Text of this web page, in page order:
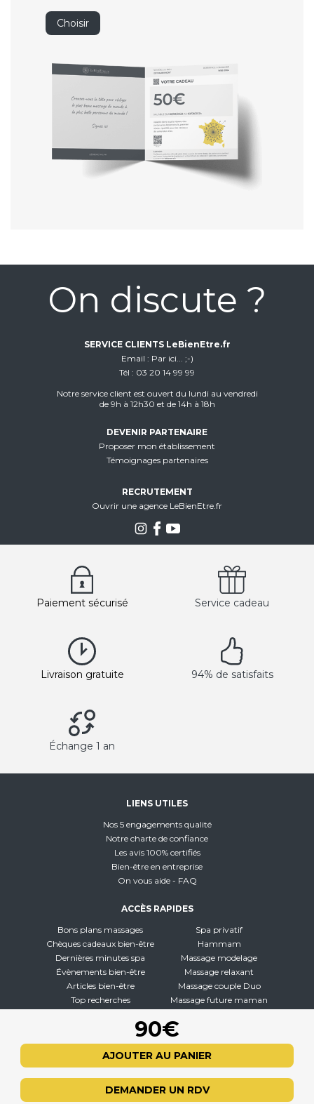
90€
AJOUTER AU PANIER
DEMANDER UN RDV
Choisir
On discute ?
SERVICE CLIENTS LeBienEtre.fr
Email
Par ici... ;-)
Tél
03 20 14 99 99
Notre service client est ouvert du lundi au vendredi
de 9h à 12h30 et de 14h à 18h
DEVENIR PARTENAIRE
Proposer mon établissement
Témoignages partenaires
RECRUTEMENT
Ouvrir une agence LeBienEtre.fr
Paiement sécurisé Service cadeau
Livraison gratuite 94% de satisfaits
Échange 1 an
LIENS UTILES
Nos 5 engagements qualité
Notre charte de confiance
Les avis 100% certifiés
Bien-être en entreprise
On vous aide - FAQ
ACCÈS RAPIDES
Bons plans massages
Chèques cadeaux bien-être
Dernières minutes spa
Évènements bien-être
Articles bien-être
Top recherches
Spa privatif
Hammam
Massage modelage
Massage relaxant
Massage couple Duo
Massage future maman
À PROPOS
CGV - CGU
Mentions légales